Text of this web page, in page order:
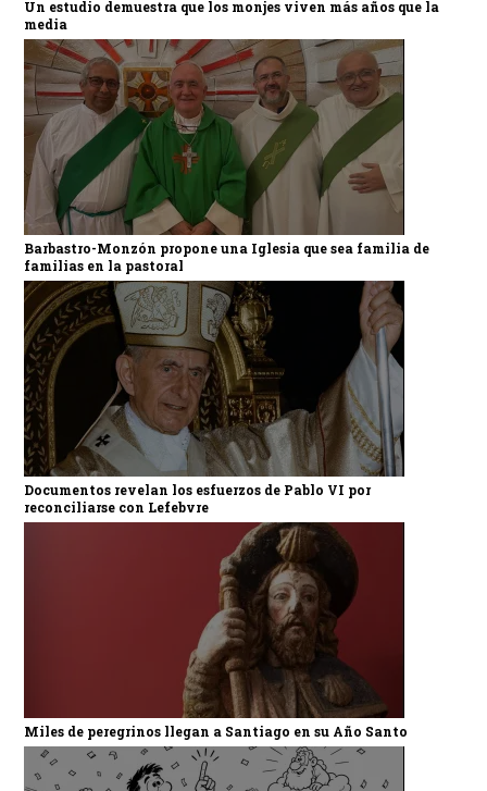
Un estudio demuestra que los monjes viven más años que la
media
Barbastro-Monzón propone una Iglesia que sea familia de
familias en la pastoral
Documentos revelan los esfuerzos de Pablo VI por
reconciliarse con Lefebvre
Miles de peregrinos llegan a Santiago en su Año Santo